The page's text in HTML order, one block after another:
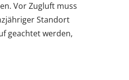
Vor Zugluft muss
Standort
geachtet werden,